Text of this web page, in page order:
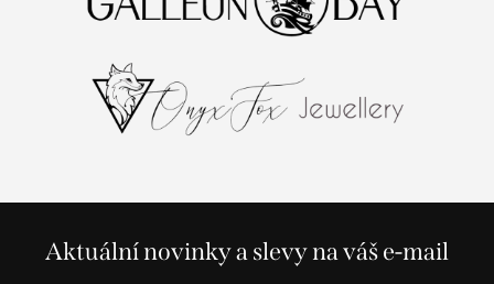
Aktuální novinky a slevy na váš e-mail